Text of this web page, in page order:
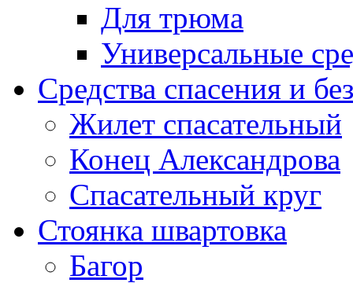
Для трюма
Универсальные
Средства спасения и
Жилет спасательный
Конец Александрова
Спасательный круг
Стоянка швартовка
Багор